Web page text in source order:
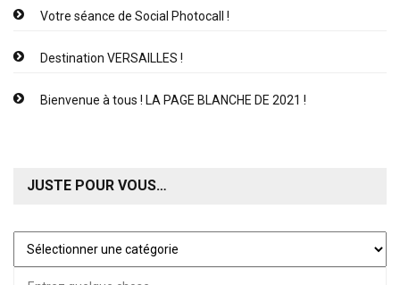
Votre séance de Social Photocall !
Destination VERSAILLES !
Bienvenue à tous ! LA PAGE BLANCHE DE 2021 !
JUSTE POUR VOUS…
pour